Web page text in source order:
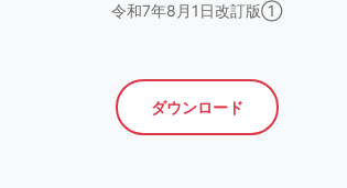
令和7年8月1日改訂版①
ダウンロード